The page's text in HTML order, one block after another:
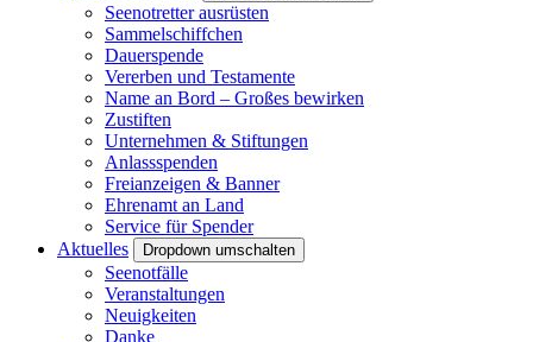
Seenotretter ausrüsten
Sammelschiffchen
Dauerspende
Vererben und Testamente
Name an Bord – Großes bewirken
Zustiften
Unternehmen & Stiftungen
Anlassspenden
Freianzeigen & Banner
Ehrenamt an Land
Service für Spender
Aktuelles
Dropdown umschalten
Seenotfälle
Veranstaltungen
Neuigkeiten
Danke